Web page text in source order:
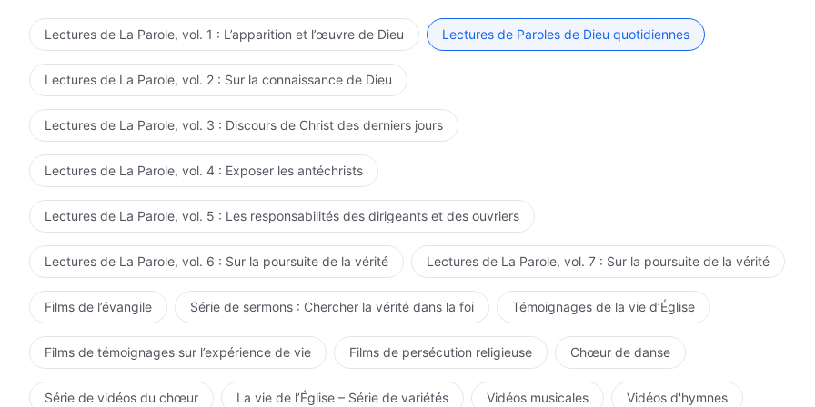
Dieu, il se débarrassera tout à fait et inévitablement de l'influence de Satan et sera gagné par Dieu.
Lectures de La Parole, vol. 1 : L’apparition et l’œuvre de Dieu Lectures de Paroles de Dieu quotidiennes
Lectures de La Parole, vol. 2 : Sur la connaissance de Dieu
Lectures de La Parole, vol. 3 : Discours de Christ des derniers jours
Lectures de La Parole, vol. 4 : Exposer les antéchrists
Lectures de La Parole, vol. 5 : Les responsabilités des dirigeants et des ouvriers
Lectures de La Parole, vol. 6 : Sur la poursuite de la vérité Lectures de La Parole, vol. 7 : Sur la poursuite de la vérité
Films de l’évangile Série de sermons : Chercher la vérité dans la foi Témoignages de la vie d’Église
Films de témoignages sur l’expérience de vie Films de persécution religieuse Chœur de danse
Série de vidéos du chœur La vie de l’Église – Série de variétés Vidéos musicales Vidéos d'hymnes